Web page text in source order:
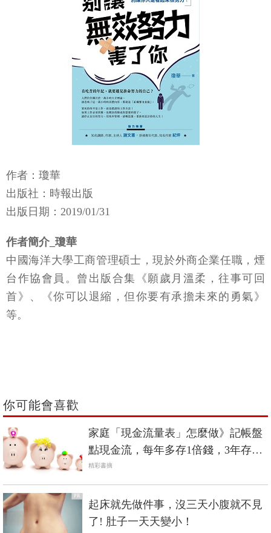
作者：瓊華
出版社：時報出版
出版日期：2019/01/31
作者簡介_瓊華
中國海洋大學工商管理碩士，現於外商企業任職，煙
台作協會員。曾出版合集《願歲月溫柔，往事可回
首》、《你可以退縮，但你要有承擔未來的勇氣》
等。
你可能會喜歡
家庭「現金流量表」怎麼做》記帳盤
點現金流，每年多存1倍錢，3年存下
150萬
精彩書摘
PR
起床就先做件事，沒三天小腹就不見
了! 肚子一天天變小！